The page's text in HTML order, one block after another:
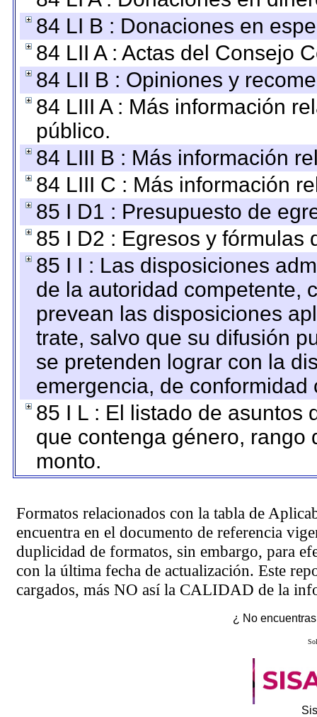
84 LI B : Donaciones en
84 LII A : Actas del Consejo
84 LII B : Opiniones y
84 LIII A : Más información
público.
84 LIII B : Más información
84 LIII C : Más información
85 I D1 : Presupuesto de
85 I D2 : Egresos y fórmulas
85 I I : Las disposiciones
de la autoridad competente,
prevean las disposiciones
trate, salvo que su difusión
se pretenden lograr con la
emergencia, de
85 I L : El listado de asuntos
que contenga género, rango
monto.
Formatos relacionados con la tabla de
encuentra en el documento de referencia
duplicidad de formatos, sin embargo, para
con la última fecha de actualización. Este
cargados, más NO así la CALIDAD de la
¿ No